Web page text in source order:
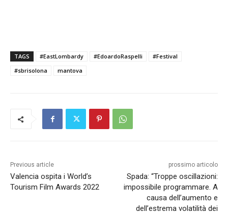
TAGS #EastLombardy #EdoardoRaspelli
#Festival
#sbrisolona
mantova
Previous article
Valencia ospita i World’s
Tourism Film Awards 2022
prossimo articolo
Spada: “Troppe oscillazioni:
impossibile programmare. A
causa dell’aumento e
dell’estrema volatilità dei